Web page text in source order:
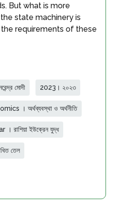
But what is more
state machinery is
requirements of these
মোদী 2023। ২০২৩
। অর্থব্যবস্থা ও অর্থনীতি
রাশিয়া ইউক্রেন যুদ্ধ
তেল